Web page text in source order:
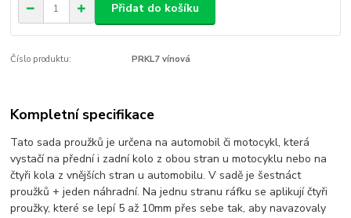
Přidat do košíku
Číslo produktu: PRKL7 vínová
Kompletní specifikace
Tato sada proužků je určena na automobil či motocykl, která
vystačí na přední i zadní kolo z obou stran u motocyklu nebo na
čtyři kola z vnějších stran u automobilu. V sadě je šestnáct
proužků + jeden náhradní. Na jednu stranu ráfku se aplikují čtyři
proužky, které se lepí 5 až 10mm přes sebe tak, aby navazovaly